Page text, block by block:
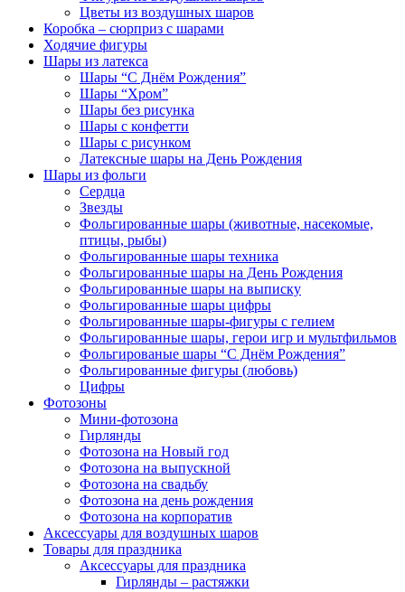
Цветы из воздушных шаров
Коробка – сюрприз с шарами
Ходячие фигуры
Шары из латекса
Шары “С Днём Рождения”
Шары “Хром”
Шары без рисунка
Шары с конфетти
Шары с рисунком
Латексные шары на День Рождения
Шары из фольги
Сердца
Звезды
Фольгированные шары (животные, насекомые,
птицы, рыбы)
Фольгированные шары техника
Фольгированные шары на День Рождения
Фольгированные шары на выписку
Фольгированные шары цифры
Фольгированные шары-фигуры с гелием
Фольгированные шары, герои игр и мультфильмов
Фольгированые шары “С Днём Рождения”
Фольгированные фигуры (любовь)
Цифры
Фотозоны
Мини-фотозона
Гирлянды
Фотозона на Новый год
Фотозона на выпускной
Фотозона на свадьбу
Фотозона на день рождения
Фотозона на корпоратив
Аксессуары для воздушных шаров
Товары для праздника
Аксессуары для праздника
Гирлянды – растяжки